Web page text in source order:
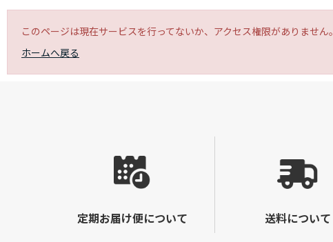
このページは現在サービスを行ってないか、アクセス権限がありません。
ホームへ戻る
定期お届け便について 送料について